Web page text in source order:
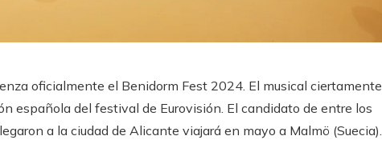
oficialmente el Benidorm Fest 2024. El musical ciertamente
española del festival de Eurovisión. El candidato de entre los
a la ciudad de Alicante viajará en mayo a Malmö (Suecia).